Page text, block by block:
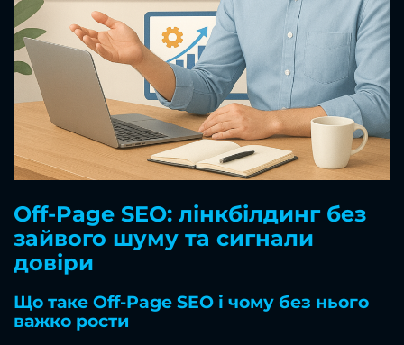
Off-Page SEO: лінкбілдинг без
зайвого шуму та сигнали
довіри
Що таке Off-Page SEO і чому без нього
важко рости